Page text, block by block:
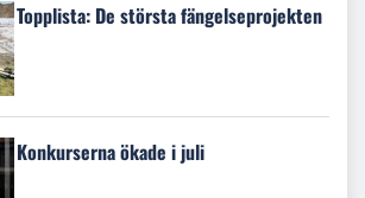
Topplista: De största fängelseprojekten
Konkurserna ökade i juli